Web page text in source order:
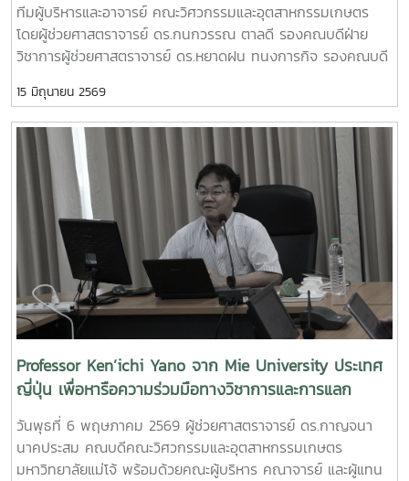
Demo Day ระหว่างวันที่ 25–27 มิถุนายน 2569 ณ ศูนย์การค้า
สยามพารากอน กรุงเทพมหานคร เพื่อจัดแสดงผลงานต่อนัก
ลงทุนและเครือข่ายธุรกิจ Startup ระดับประเทศและนานาชาติต่อ
ไปคณะวิศวกรรมและอุตสาหกรรมเกษตร ขอร่วมชื่นชมและภาค
ภูมิใจในความสามารถ ความคิดสร้างสรรค์ และศักยภาพของ
นักศึกษา ที่สามารถต่อยอดองค์ความรู้สู่การสร้างนวัตกรรมและ
การเป็นผู้ประกอบการแห่งอนาคตได้อย่างโดดเด่นCr:อุทยาน
วิทยาศาสตร์เทคโนโลยีเกษตรและอาหาร Maejo Agro Food Park
(MAP)https://www.facebook.com/share/18ZhSJ8uJx/
ทีมผู้บริหารและอาจารย์ คณะวิศวกรรมและอุตสาหกรรมเกษตร
โดยผู้ช่วยศาสตราจารย์ ดร.กนกวรรณ ตาลดี รองคณบดีฝ่าย
วิชาการผู้ช่วยศาสตราจารย์ ดร.หยาดฝน ทนงการกิจ รองคณบดี
วรรณ พรประสิทธ์ ผู้ช่วยคณบดีฝ่ายบริหารและเทคโนโลยี
สารสนเทศรองศาสตราจารย์ ดร.จตุรภัทร วาฤทธิ์ ประธาน
หลักสูตรวิศวกรรมศาสตรบัณฑิต สาขาวิศวกรรมอาหารเข้าร่วม
การอบรมเชิงปฏิบัติการ "SIPOC Model กับการบริหารจัดการ
การดำเนินการตามเกณฑ์ EdPEx" ใน วันที่ 12-13 พฤษภาคม
2569 ที่โรงแรมยูนิมมาน โดย ได้รับเกียรติจาก "ผู้ช่วย
ศาสตราจารย์ ดร.สุภัทร พัฒน์วิชัยโชติ" คณะวิศวกรรมศาสตร์
มหาวิทยาลัยเกษตรศาสตร์ เป็นวิทยากรการอบรมครั้งนี้ช่วยส่ง
เสริมให้บุคลากรนำความรู้ที่ได้ ใช้ในการวิเคราะห์ วางระบบและ
เชื่อมโยงกระบวนการ เพื่อมุ่งสู่ความเป็นเลิศขององค์กร
15 มิถุนายน 2569
Professor Ken’ichi Yano จาก Mie University ประเทศ
ญี่ปุ่น เพื่อหารือความร่วมมือทางวิชาการและการแลก
เปลี่ยนนักศึกษา
วันพุธที่ 6 พฤษภาคม 2569 ผู้ช่วยศาสตราจารย์ ดร.กาญจนา
นาคประสม คณบดีคณะวิศวกรรมและอุตสาหกรรมเกษตร
มหาวิทยาลัยแม่โจ้ พร้อมด้วยคณะผู้บริหาร คณาจารย์ และผู้แทน